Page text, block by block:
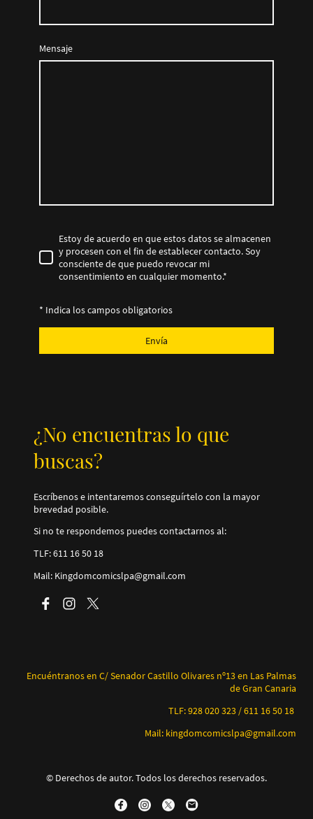
Mensaje
Estoy de acuerdo en que estos datos se almacenen
y procesen con el fin de establecer contacto. Soy
consciente de que puedo revocar mi
consentimiento en cualquier momento.*
* Indica los campos obligatorios
Envía
¿No encuentras lo que
buscas?
Escríbenos e intentaremos conseguírtelo con la mayor
brevedad posible.
Si no te respondemos puedes contactarnos al:
TLF: 611 16 50 18
Mail: Kingdomcomicslpa@gmail.com
Encuéntranos en C/ Senador Castillo Olivares nº13 en Las Palmas
de Gran Canaria
TLF: 928 020 323 / 611 16 50 18
Mail: kingdomcomicslpa@gmail.com
© Derechos de autor. Todos los derechos reservados.